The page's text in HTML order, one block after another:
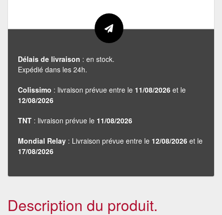
Délais de livraison : en stock.
Expédié dans les 24h.
Colissimo : livraison prévue entre le 11/08/2026 et le
12/08/2026
TNT : livraison prévue le 11/08/2026
Mondial Relay : Livraison prévue entre le 12/08/2026 et le
17/08/2026
Description du produit.